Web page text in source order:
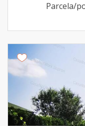
Parcela/